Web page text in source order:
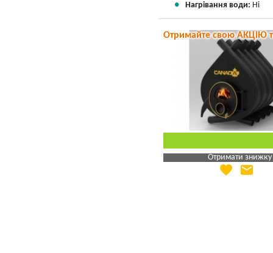
Нагрівання води: Ні
Отримайте свою АКЦІЮ
Отримати знижку
Яка Ваша ціна
favorite email